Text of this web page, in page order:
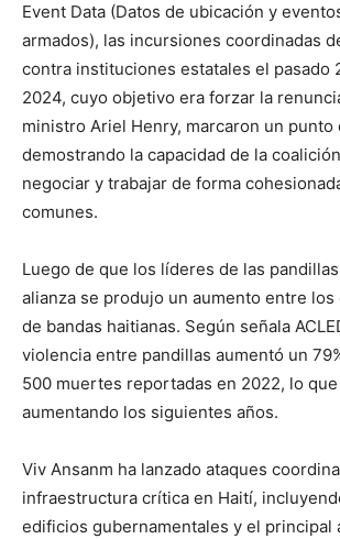
Event Data (Datos de ubicación y
armados), las incursiones coordinadas
contra instituciones estatales el pasado
2024, cuyo objetivo era forzar la
ministro Ariel Henry, marcaron un punto
demostrando la capacidad de la
negociar y trabajar de forma
comunes.
Luego de que los líderes de las
alianza se produjo un aumento entre
de bandas haitianas. Según señala
violencia entre pandillas aumentó un
500 muertes reportadas en 2022, lo
aumentando los siguientes años.
Viv Ansanm ha lanzado ataques
infraestructura crítica en Haití,
edificios gubernamentales y el principal